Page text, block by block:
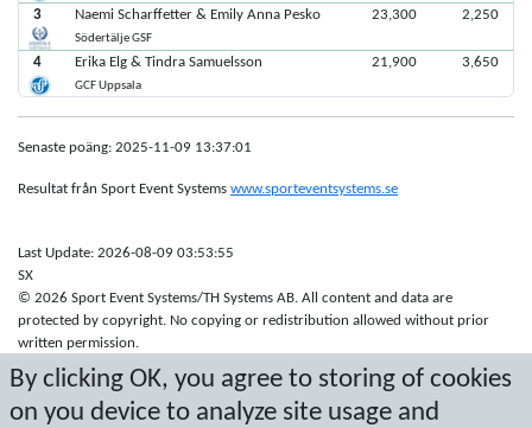
By clicking OK, you agree to storing of cookies
on you device to analyze site usage and
3 Naemi Scharffetter & Emily Anna Pesko
Södertälje GSF
23,300 2,250
4 Erika Elg & Tindra Samuelsson
GCF Uppsala
21,900 3,650
Senaste poäng: 2025-11-09 13:37:01
Resultat från Sport Event Systems www.sporteventsystems.se
Last Update: 2026-08-09 03:53:55
SX
© 2026 Sport Event Systems/TH Systems AB. All content and data are
protected by copyright. No copying or redistribution allowed without prior
written permission.